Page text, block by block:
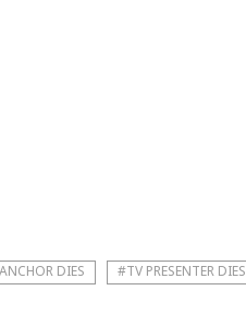
DIES #TV PRESENTER DIES